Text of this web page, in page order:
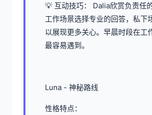
💡 互动技巧： Dalia欣赏负责任的
工作场景选择专业的回答，私下
以展现更多关心。早晨时段在工
最容易遇到。
Luna - 神秘路线
性格特点：